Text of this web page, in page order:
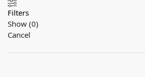
Filters
Show (0)
Cancel